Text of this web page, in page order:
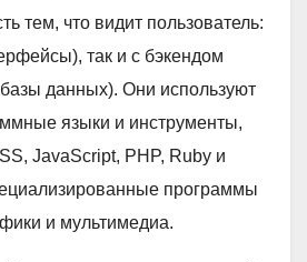
тем, что видит пользователь:
так и с бэкендом
данных). Они используют
языки и инструменты,
JavaScript, PHP, Ruby и
программы
и мультимедиа.